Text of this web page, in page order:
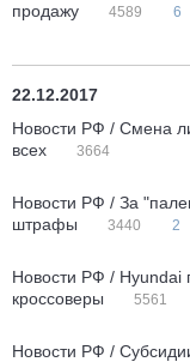
продажу
4589 6
22.12.2017
Новости РФ / Смена
всех
3664
Новости РФ / За
штрафы
3440 2
Новости РФ / Hyundai
кроссоверы
5561
Новости РФ /